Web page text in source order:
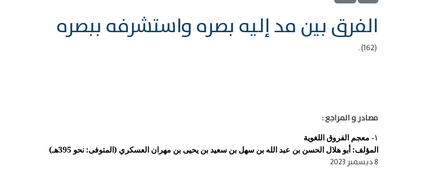
الفرق بين مد إليه بصره واستشرفه ببصره
(162) .
مصادر و المراجع :
١-
معجم الفروق اللغوية
المؤلف: أبو هلال الحسن بن عبد الله بن سهل بن سعيد بن يحيى بن مهران العسكري (المتوفى: نحو 395هـ)
8 ديسمبر 2023